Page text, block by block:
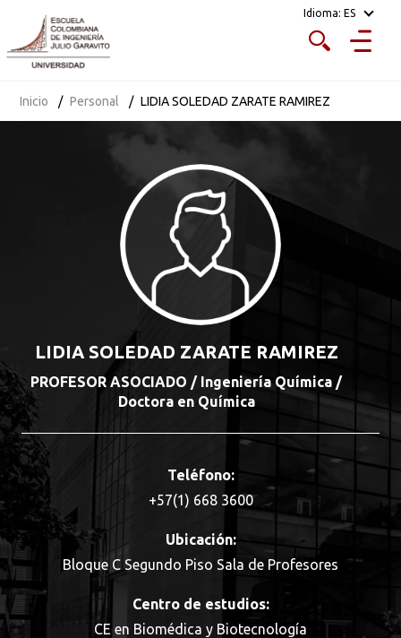
Idioma: ES
Inicio Personal LIDIA SOLEDAD ZARATE RAMIREZ
LIDIA SOLEDAD ZARATE RAMIREZ
PROFESOR ASOCIADO / Ingeniería Química /
Doctora en Química
Teléfono:
+57(1) 668 3600
Ubicación:
Bloque C Segundo Piso Sala de Profesores
Centro de estudios:
CE en Biomédica y Biotecnología